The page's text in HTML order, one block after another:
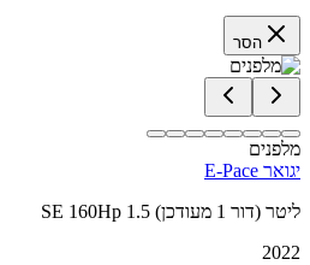
הסר
מלפנים
יגואר E-Pace
SE 160Hp 1.5 ליטר (דור 1 מעודכן)
2022